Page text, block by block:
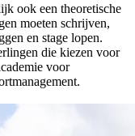
ook een theoretische
moeten schrijven,
en stage lopen.
die kiezen voor
voor